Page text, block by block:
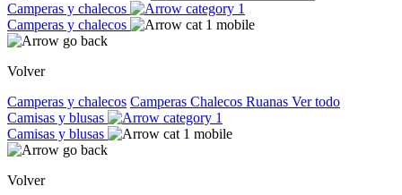
Camperas y chalecos
Camperas y chalecos
Volver
Camperas y chalecos Camperas Chalecos Ruanas Ver todo
Camisas y blusas
Camisas y blusas
Volver